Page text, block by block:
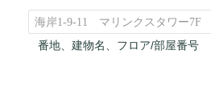
番地、建物名、フロア/部屋番号